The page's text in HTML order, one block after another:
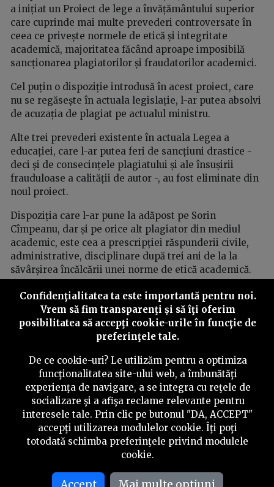
a inițiat un Proiect de lege a învățământului superior
care cuprinde mai multe prevederi controversate în
ceea ce privește normele de etică și integritate
academică, majoritatea făcând aproape imposibilă
sancționarea plagiatorilor și fraudatorilor academici.
Cel puțin o dispoziție introdusă în acest proiect, care
nu se regăsește în actuala legislație, l-ar putea absolvi
de acuzația de plagiat pe actualul ministru.
Alte trei prevederi existente în actuala Legea a
educației, care l-ar putea feri de sancțiuni drastice -
deci și de consecințele plagiatului și ale însușirii
frauduloase a calității de autor -, au fost eliminate din
noul proiect.
Dispoziția care l-ar pune la adăpost pe Sorin
Cîmpeanu, dar și pe orice alt plagiator din mediul
academic, este cea a prescripției răspunderii civile,
administrative, disciplinare după trei ani de la la
săvârșirea încălcării unei norme de etică academică.
Această prevedere se regăsește la art. 154, alin. (1) din
Proiectul legii învățământului superior.
Pe lista încălcărilor de la normele de etică universitară
pentru care se va aplica prescripția după trei ani de la
săvârșire se află și plagiatul.
Așadar, plagiatul nu va putea fi sancționat mai târziu
de trei ani după ce a fost comis, deși în toată lumea
academică serioasă plagiatul este tratat ca o încălcare
imprescriptibilă a normelor de integritate academică.
Odată adoptată această prevedere, după trei ani de
zile de la încălcarea unei norme etice, orice persoană
este iertată și nu mai plătește pentru actul de fraudare
Confidenţialitatea ta este importantă pentru noi.
Vrem să fim transparenţi și să îţi oferim
posibilitatea să accepţi cookie-urile în funcţie de
preferinţele tale.
De ce cookie-uri? Le utilizăm pentru a optimiza
funcţionalitatea site-ului web, a îmbunătăţi
experienţa de navigare, a se integra cu reţele de
socializare şi a afişa reclame relevante pentru
interesele tale. Prin clic pe butonul "DA, ACCEPT"
accepţi utilizarea modulelor cookie. Îţi poţi
totodată schimba preferinţele privind modulele
cookie.